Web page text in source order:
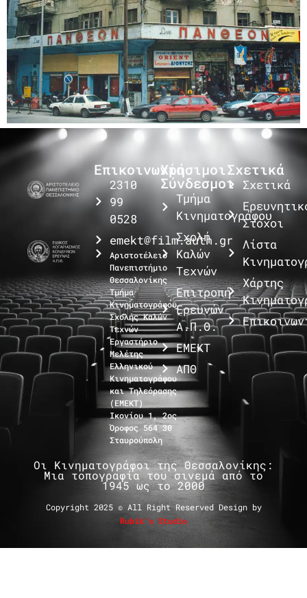
Χρήσιμοι
Σύνδεσμοι
Τμήμα
Κινηματογράφου
Σχολή
Καλών
Τεχνών
Επιτροπή
Ερευνών
Α.Π.Θ.
ΕΜΕΚΤ
ΑΠΘ
Σχετικά
Σχετικά
Στόχοι
Λίστα
Χάρτης
Επικοινωνία
2310
99
0528
emekt@film.auth.gr
Αριστοτέλειο
Πανεπιστήμιο
Θεσσαλονίκης
Τμήμα
Κινηματογράφου
Σχολής Καλών
Τεχνών
Εργαστήριο
Μελέτης
Ελληνικού
Κινηματογράφου
και Τηλεόρασης
(ΕΜΕΚΤ)
Ικονίου 1, 2ος
Όροφος 564 30
Σταυρούπολη
Οι Κινηματογράφοι της Θεσσαλονίκης:
Μια τοπογραφία του σινεμά από το
1945 ως το 2000
Copyright 2025 © All Right Reserved Design by
Rubik's Studio